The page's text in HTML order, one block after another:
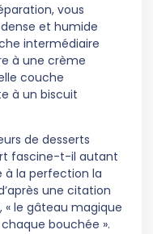
vous
et humide
intermédiaire
à une crème
couche
à un biscuit
de desserts
fascine-t-il autant
à la perfection la
une citation
« le gâteau magique
bouchée ».